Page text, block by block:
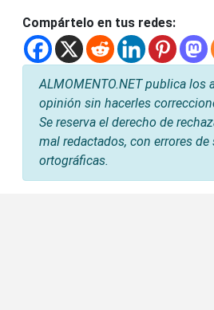
Compártelo en tus redes:
ALMOMENTO.NET publica los
opinión sin hacerles
Se reserva el derecho de
mal redactados, con errores
ortográficas.